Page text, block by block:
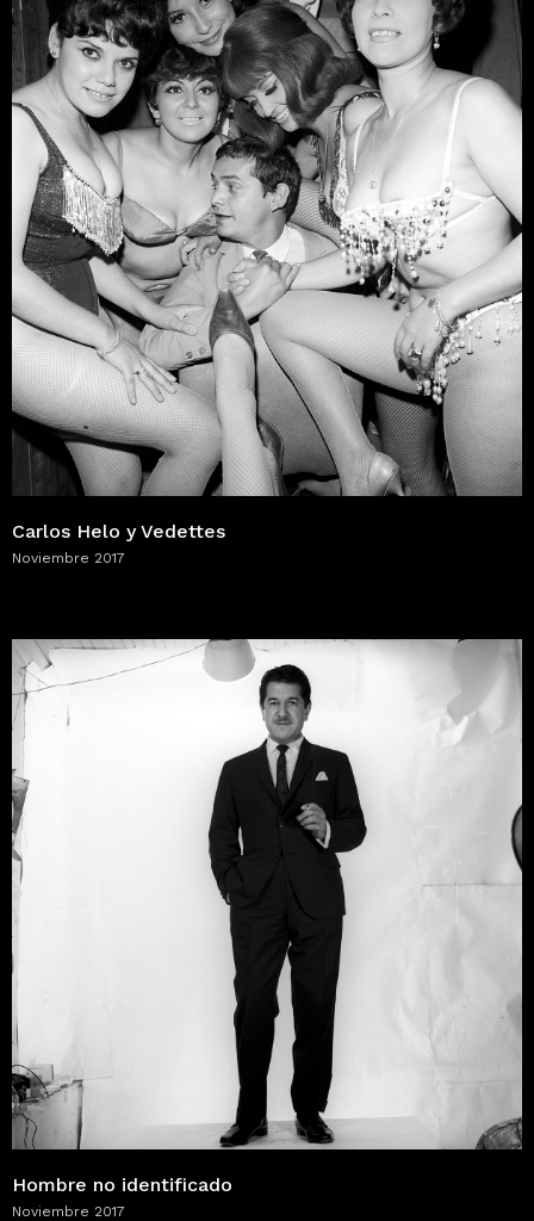
Carlos Helo y Vedettes
Noviembre 2017
Hombre no identificado
Noviembre 2017